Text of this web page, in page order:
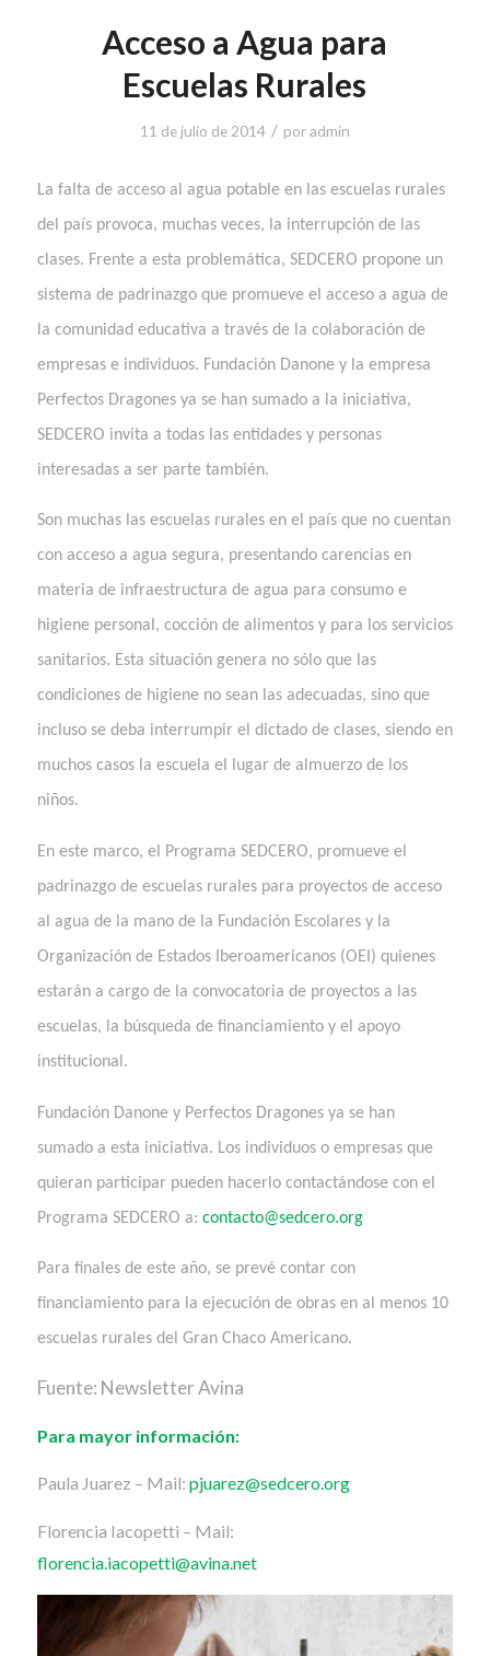
Acceso a Agua para
Escuelas Rurales
11 de julio de 2014 / poradmin
La falta de acceso al agua potable en las escuelas rurales
del país provoca, muchas veces, la interrupción de las
clases. Frente a esta problemática, SEDCERO propone un
sistema de padrinazgo que promueve el acceso a agua de
la comunidad educativa a través de la colaboración de
empresas e individuos. Fundación Danone y la empresa
Perfectos Dragones ya se han sumado a la iniciativa,
SEDCERO invita a todas las entidades y personas
interesadas a ser parte también.
Son muchas las escuelas rurales en el país que no cuentan
con acceso a agua segura, presentando carencias en
materia de infraestructura de agua para consumo e
higiene personal, cocción de alimentos y para los servicios
sanitarios. Esta situación genera no sólo que las
condiciones de higiene no sean las adecuadas, sino que
incluso se deba interrumpir el dictado de clases, siendo en
muchos casos la escuela el lugar de almuerzo de los
niños.
En este marco, el Programa SEDCERO, promueve el
padrinazgo de escuelas rurales para proyectos de acceso
al agua de la mano de la Fundación Escolares y la
Organización de Estados Iberoamericanos (OEI) quienes
estarán a cargo de la convocatoria de proyectos a las
escuelas, la búsqueda de financiamiento y el apoyo
institucional.
Fundación Danone y Perfectos Dragones ya se han
sumado a esta iniciativa. Los individuos o empresas que
quieran participar pueden hacerlo contactándose con el
Programa SEDCERO a: contacto@sedcero.org
Para finales de este año, se prevé contar con
financiamiento para la ejecución de obras en al menos 10
escuelas rurales del Gran Chaco Americano.
Fuente: Newsletter Avina
Para mayor información:
Paula Juarez – Mail: pjuarez@sedcero.org
Florencia Iacopetti – Mail:
florencia.iacopetti@avina.net